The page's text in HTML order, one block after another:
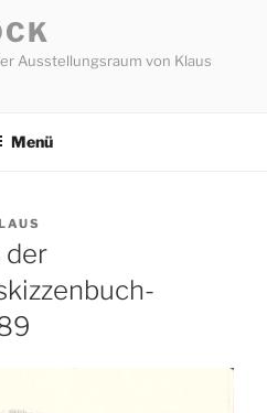
Ausstellungsraum von Klaus
Menü
der